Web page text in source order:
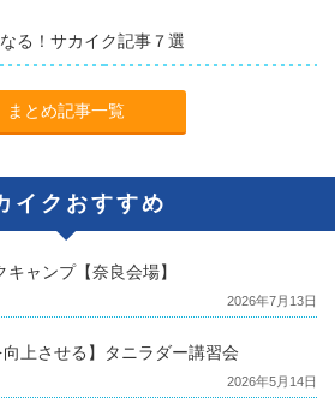
る！サカイク記事７選
まとめ記事一覧
イクおすすめ
ャンプ【奈良会場】
2026年7月13日
向上させる】タニラダー講習会
2026年5月14日